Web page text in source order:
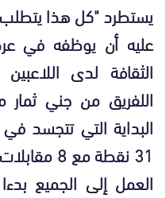
يستطرد "كل هذا
عليه أن يوظفه في
الثقافة لدى
اللفريق من جني
البداية التي تتجسد في
31 نقطة
العمل إلى الجميع